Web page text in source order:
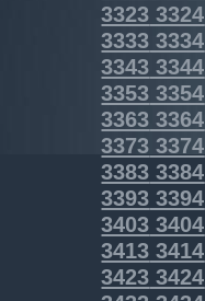
3323 3324
3333 3334
3343 3344
3353 3354
3363 3364
3373 3374
3383 3384
3393 3394
3403 3404
3413 3414
3423 3424